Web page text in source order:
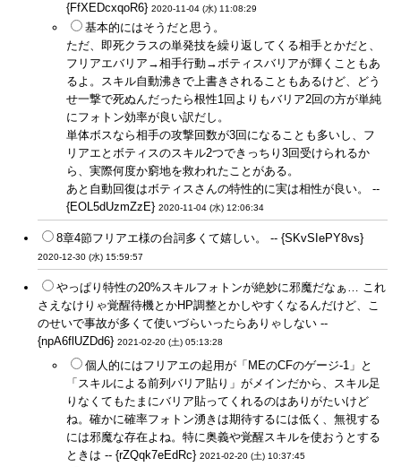
{FfXEDcxqoR6} 2020-11-04 (水) 11:08:29
基本的にはそうだと思う。
ただ、即死クラスの単発技を繰り返してくる相手とかだと、
フリアエバリア→相手行動→ボティスバリアが輝くこともあ
るよ。スキル自動沸きで上書きされることもあるけど、どう
せ一撃で死ぬんだったら根性1回よりもバリア2回の方が単純
にフォトン効率が良い訳だし。
単体ボスなら相手の攻撃回数が3回になることも多いし、フ
リアエとボティスのスキル2つできっちり3回受けられるか
ら、実際何度か窮地を救われたことがある。
あと自動回復はボティスさんの特性的に実は相性が良い。 --
{EOL5dUzmZzE} 2020-11-04 (水) 12:06:34
8章4節フリアエ様の台詞多くて嬉しい。 -- {SKvSIePY8vs}
2020-12-30 (水) 15:59:57
やっぱり特性の20%スキルフォトンが絶妙に邪魔だなぁ… これ
さえなけりゃ覚醒待機とかHP調整とかしやすくなるんだけど、こ
のせいで事故が多くて使いづらいったらありゃしない --
{npA6flUZDd6} 2021-02-20 (土) 05:13:28
個人的にはフリアエの起用が「MEのCFのゲージ-1」と
「スキルによる前列バリア貼り」がメインだから、スキル足
りなくてもたまにバリア貼ってくれるのはありがたいけど
ね。確かに確率フォトン湧きは期待するには低く、無視する
には邪魔な存在よね。特に奥義や覚醒スキルを使おうとする
ときは -- {rZQqk7eEdRc} 2021-02-20 (土) 10:37:45